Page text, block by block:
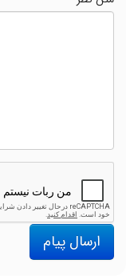
ارسال پیام